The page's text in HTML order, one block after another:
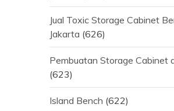
Jual Toxic Storage Cabinet
Jakarta (626)
Pembuatan Storage Cabinet
(623)
Island Bench (622)